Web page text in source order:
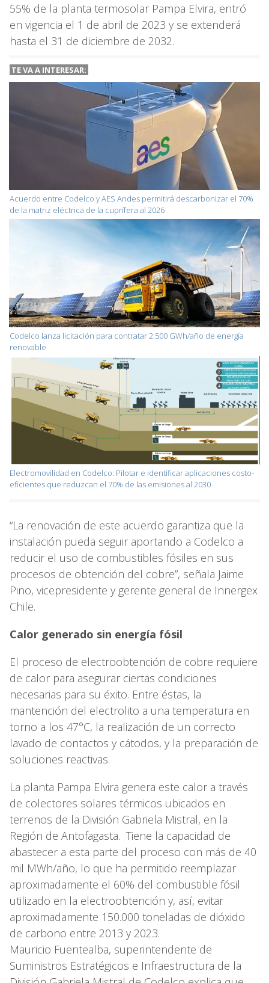
55% de la planta termosolar Pampa Elvira, entró
en vigencia el 1 de abril de 2023 y se extenderá
hasta el 31 de diciembre de 2032.
TE VA A INTERESAR:
Acuerdo entre Codelco y AES Andes permitirá descarbonizar el 70%
de la matriz eléctrica de la cuprífera al 2026
Codelco lanza licitación para contratar 2.500 GWh/año de energía
renovable
Electromovilidad en Codelco: Pilotar e identificar aplicaciones costo-
eficientes que reduzcan el 70% de las emisiones al 2030
“La renovación de este acuerdo garantiza que la
instalación pueda seguir aportando a Codelco a
reducir el uso de combustibles fósiles en sus
procesos de obtención del cobre”, señala Jaime
Pino, vicepresidente y gerente general de Innergex
Chile.
Calor generado sin energía fósil
El proceso de electroobtención de cobre requiere
de calor para asegurar ciertas condiciones
necesarias para su éxito. Entre éstas, la
mantención del electrolito a una temperatura en
torno a los 47°C, la realización de un correcto
lavado de contactos y cátodos, y la preparación de
soluciones reactivas.
La planta Pampa Elvira genera este calor a través
de colectores solares térmicos ubicados en
terrenos de la División Gabriela Mistral, en la
Región de Antofagasta. Tiene la capacidad de
abastecer a esta parte del proceso con más de 40
mil MWh/año, lo que ha permitido reemplazar
aproximadamente el 60% del combustible fósil
utilizado en la electroobtención y, así, evitar
aproximadamente 150.000 toneladas de dióxido
de carbono entre 2013 y 2023.
Mauricio Fuentealba, superintendente de
Suministros Estratégicos e Infraestructura de la